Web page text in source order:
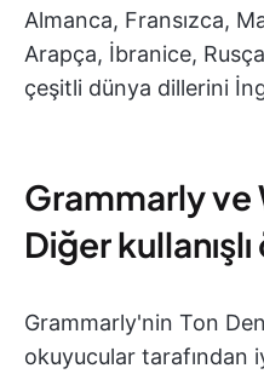
Almanca, Fransızca,
Arapça, İbranice,
çeşitli dünya dillerini
Grammarly ve
Diğer
Grammarly'nin Ton
okuyucular tarafından